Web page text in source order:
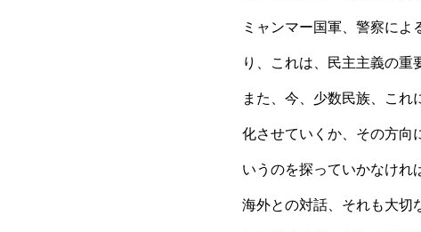
ミャンマー国軍、警察に
り、これは、民主主義の重
また、今、少数民族、こ
化させていくか、その方向
いうのを探っていかなけれ
海外との対話、それも大切